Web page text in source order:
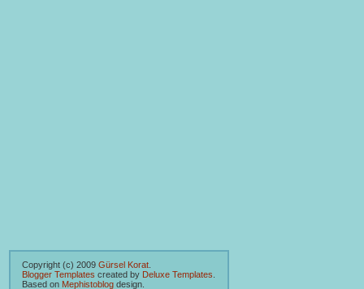
Copyright (c) 2009 Gürsel Korat
Blogger Templates created by Deluxe Templates
Based on Mephistoblog design.